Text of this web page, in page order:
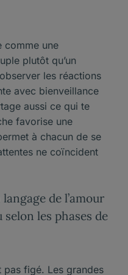
comme une
plutôt qu’un
les réactions
avec bienveillance
aussi ce qui te
favorise une
à chacun de se
ne coïncident
de l’amour
les phases de
pas figé. Les grandes